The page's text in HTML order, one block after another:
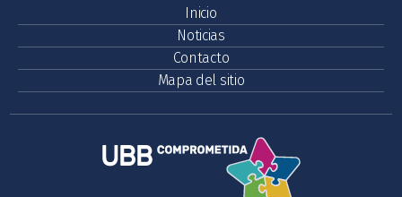
Inicio
Noticias
Contacto
Mapa del sitio